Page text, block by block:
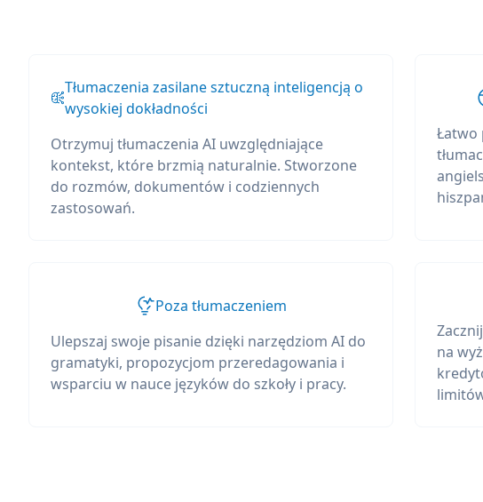
Tłumaczenia zasilane sztuczną inteligencją o
wysokiej dokładności
Otrzymuj tłumaczenia AI uwzględniające
kontekst, które brzmią naturalnie. Stworzone
do rozmów, dokumentów i codziennych
zastosowań.
Łatwo
Poza tłumaczeniem
Ulepszaj swoje pisanie dzięki narzędziom AI do
gramatyki, propozycjom przeredagowania i
wsparciu w nauce języków do szkoły i pracy.
na